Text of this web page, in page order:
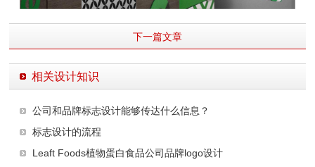
下一篇文章
相关设计知识
公司和品牌标志设计能够传达什么信息？
标志设计的流程
Leaft Foods植物蛋白食品公司品牌logo设计